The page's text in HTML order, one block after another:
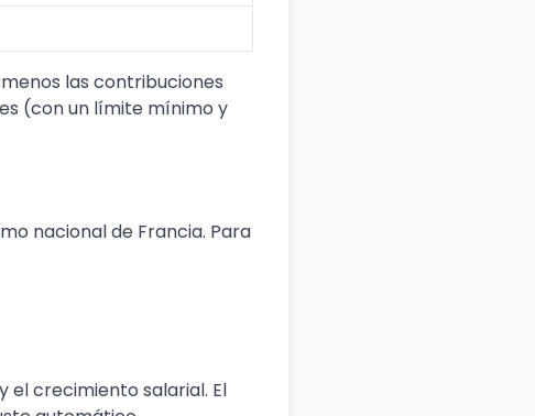
las contribuciones
(con un límite mínimo y
nacional de Francia. Para
el crecimiento salarial. El